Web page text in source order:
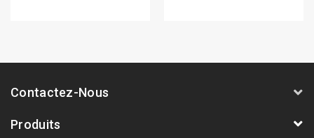
Contactez-Nous
Produits